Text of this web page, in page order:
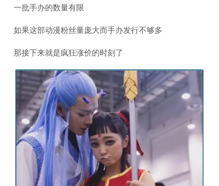
一批手办的数量有限
如果这部动漫粉丝量庞大而手办发行不够多
那接下来就是疯狂涨价的时刻了